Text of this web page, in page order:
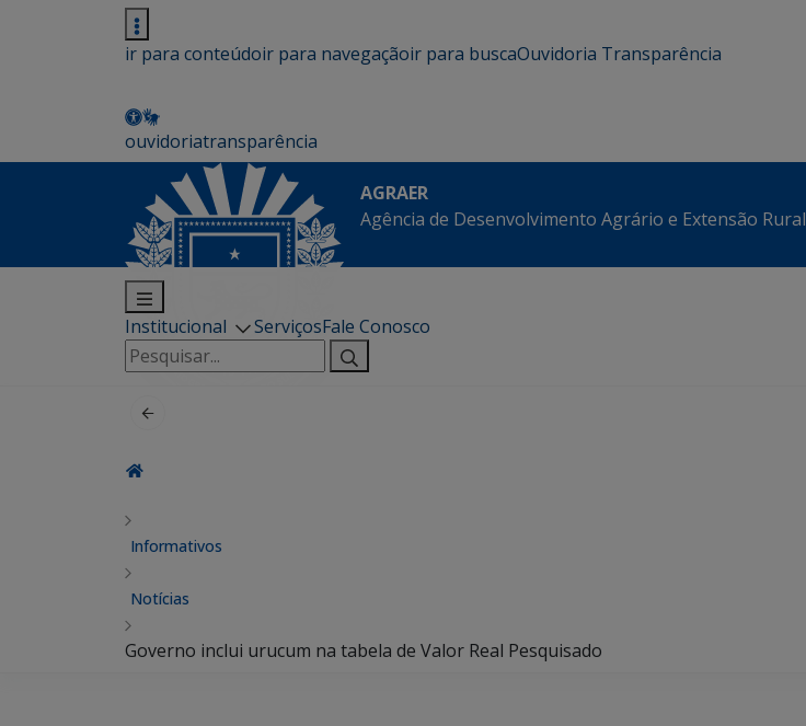
ir para conteúdoir para navegaçãoir para buscaOuvidoria Transparência
ouvidoriatransparência
AGRAER
Agência de Desenvolvimento Agrário e Extensão Rural
Institucional ServiçosFale Conosco
Pesquisar
por:
Informativos
Notícias
Governo inclui urucum na tabela de Valor Real Pesquisado